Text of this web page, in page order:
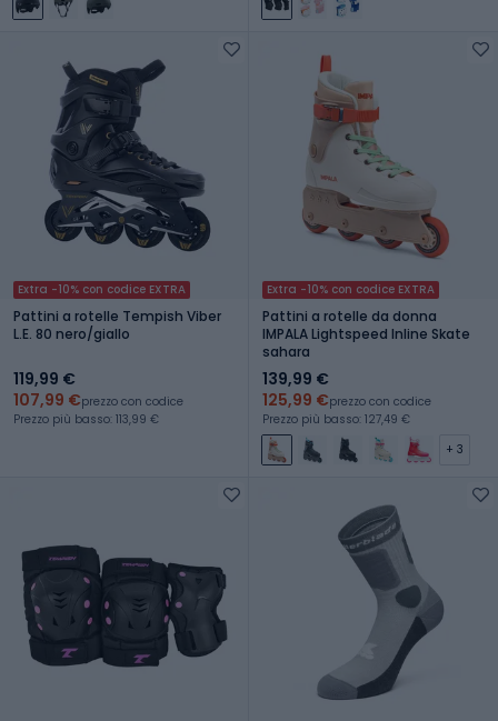
Extra -10% con codice EXTRA
Pattini a rotelle Tempish Viber
L.E. 80 nero/giallo
119,99 €
107,99 €prezzo con codice
Prezzo più basso: 113,99 €
Extra -10% con codice EXTRA
Pattini a rotelle da donna
IMPALA Lightspeed Inline Skate
sahara
139,99 €
125,99 €prezzo con codice
Prezzo più basso: 127,49 €
+ 3